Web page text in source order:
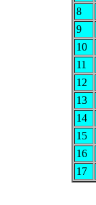
8
9
10
11
12
13
14
15
16
17